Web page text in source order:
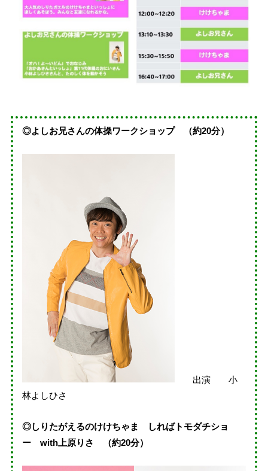
◎よしお兄さんの体操ワークショップ （約20分）
出演 小
林よしひさ
◎しりたがえるのけけちゃま しればトモダチショ
ー with上原りさ （約20分）